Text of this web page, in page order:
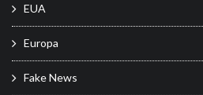
EUA
Europa
Fake News